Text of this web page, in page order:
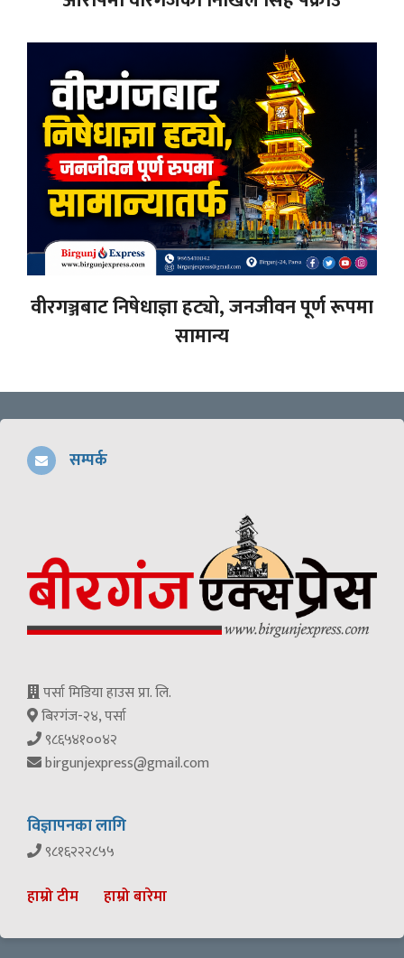
वीरगञ्जबाट निषेधाज्ञा हट्यो, जनजीवन पूर्ण रूपमा
सामान्य
सम्पर्क
पर्सा मिडिया हाउस प्रा. लि.
बिरगंज-२४, पर्सा
९८६५४१००४२
birgunjexpress@gmail.com
विज्ञापनका लागि
९८१६२२२८५५
हाम्रो टीम हाम्रो बारेमा